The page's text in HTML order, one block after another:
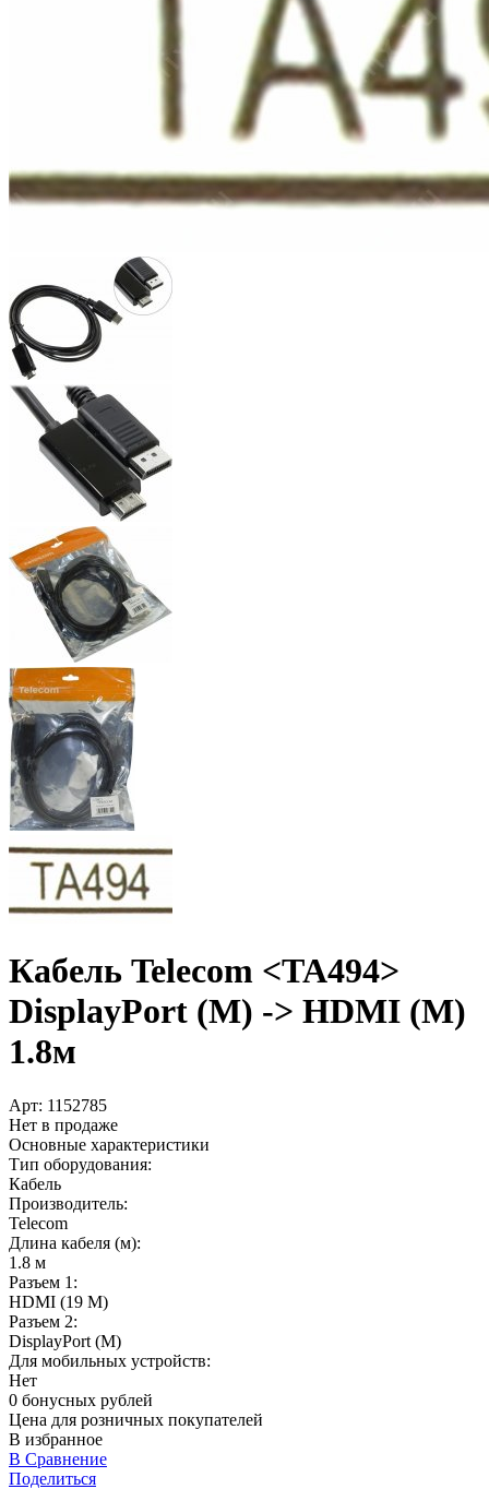
Кабель Telecom <TA494>
DisplayPort (M) -> HDMI (M)
1.8м
Арт: 1152785
Нет в продаже
Основные характеристики
Тип оборудования:
Кабель
Производитель:
Telecom
Длина кабеля (м):
1.8 м
Разъем 1:
HDMI (19 M)
Разъем 2:
DisplayPort (M)
Для мобильных устройств:
Нет
0 бонусных рублей
Цена для розничных покупателей
В избранное
В Сравнение
Поделиться